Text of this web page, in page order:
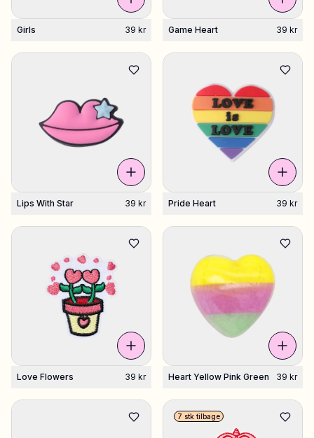
Girls 39 kr Game Heart 39 kr
Lips With Star 39 kr Pride Heart 39 kr
Love Flowers 39 kr Heart Yellow Pink Green 39 kr
7 stk tilbage